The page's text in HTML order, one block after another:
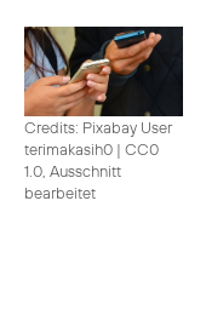
Credits: Pixabay User
terimakasih0 | CC0
1.0, Ausschnitt
bearbeitet